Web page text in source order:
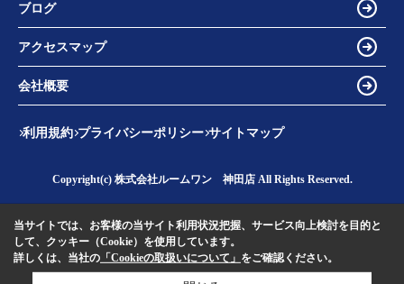
ブログ
アクセスマップ
会社概要
利用規約 プライバシーポリシー サイトマップ
Copyright(c) 株式会社ルームワン 神田店 All Rights Reserved.
当サイトでは、お客様の当サイト利用状況把握、サービス向上検討を目的と
して、クッキー（Cookie）を使用しています。
詳しくは、当社の 「Cookieの取扱いについて」 をご確認ください。